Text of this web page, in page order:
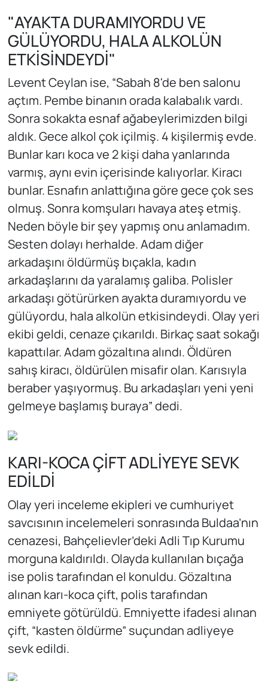
"AYAKTA DURAMIYORDU VE
GÜLÜYORDU, HALA ALKOLÜN
ETKİSİNDEYDİ"
Levent Ceylan ise, “Sabah 8'de ben salonu
açtım. Pembe binanın orada kalabalık vardı.
Sonra sokakta esnaf ağabeylerimizden bilgi
aldık. Gece alkol çok içilmiş. 4 kişilermiş evde.
Bunlar karı koca ve 2 kişi daha yanlarında
varmış, aynı evin içerisinde kalıyorlar. Kiracı
bunlar. Esnafın anlattığına göre gece çok ses
olmuş. Sonra komşuları havaya ateş etmiş.
Neden böyle bir şey yapmış onu anlamadım.
Sesten dolayı herhalde. Adam diğer
arkadaşını öldürmüş bıçakla, kadın
arkadaşlarını da yaralamış galiba. Polisler
arkadaşı götürürken ayakta duramıyordu ve
gülüyordu, hala alkolün etkisindeydi. Olay yeri
ekibi geldi, cenaze çıkarıldı. Birkaç saat sokağı
kapattılar. Adam gözaltına alındı. Öldüren
sahış kiracı, öldürülen misafir olan. Karısıyla
beraber yaşıyormuş. Bu arkadaşları yeni yeni
gelmeye başlamış buraya” dedi.
KARI-KOCA ÇİFT ADLİYEYE SEVK
EDİLDİ
Olay yeri inceleme ekipleri ve cumhuriyet
savcısının incelemeleri sonrasında Buldaa’nın
cenazesi, Bahçelievler’deki Adli Tıp Kurumu
morguna kaldırıldı. Olayda kullanılan bıçağa
ise polis tarafından el konuldu. Gözaltına
alınan karı-koca çift, polis tarafından
emniyete götürüldü. Emniyette ifadesi alınan
çift, “kasten öldürme” suçundan adliyeye
sevk edildi.